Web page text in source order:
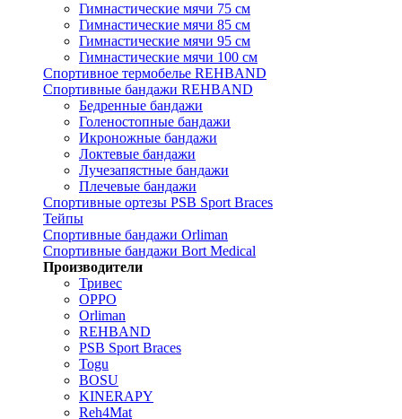
Гимнастические мячи 75 см
Гимнастические мячи 85 см
Гимнастические мячи 95 см
Гимнастические мячи 100 см
Спортивное термобелье REHBAND
Спортивные бандажи REHBAND
Бедренные бандажи
Голеностопные бандажи
Икроножные бандажи
Локтевые бандажи
Лучезапястные бандажи
Плечевые бандажи
Спортивные ортезы PSB Sport Braces
Тейпы
Спортивные бандажи Orliman
Спортивные бандажи Bort Medical
Производители
Тривес
OPPO
Orliman
REHBAND
PSB Sport Braces
Togu
BOSU
KINERAPY
Reh4Mat